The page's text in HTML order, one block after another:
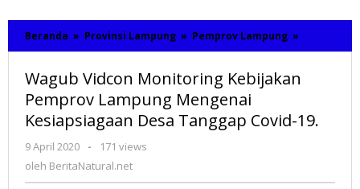
Beranda » Provinsi Lampung » Pemprov Lampung »
Vidcon
Mengenai
Covid-
Wagub Vidcon Monitoring Kebijakan
Pemprov Lampung Mengenai
Kesiapsiagaan Desa Tanggap Covid-19.
9 April 2020
oleh
BeritaNatural.net
-
171 views
oleh BeritaNatural.net